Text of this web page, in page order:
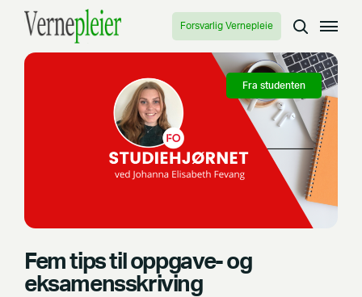
Forsvarlig Vernepleie
Fra studenten
Fem tips til oppgave- og
eksamensskriving